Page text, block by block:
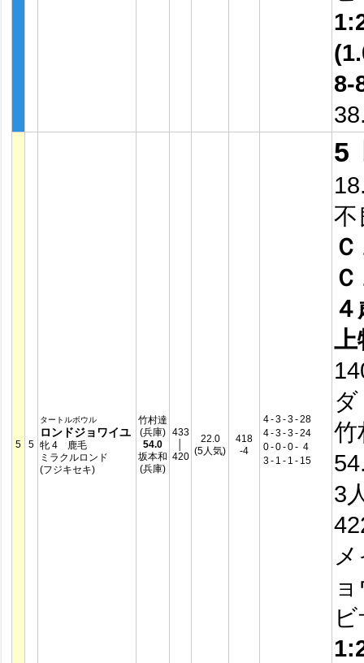
8-
5 5
タートルボウル
ロンドジョワイユ
牝 4 鹿毛
ミラクルロンド
(フジキセキ)
竹村達
(兵庫)
54.0
坂本和
(兵庫)
433
420
22.0
(5人気)
418
-4
4-3-3-28
4-3-3-24
0-0-0- 4
3- 1 - 1 - 15
5
不
3